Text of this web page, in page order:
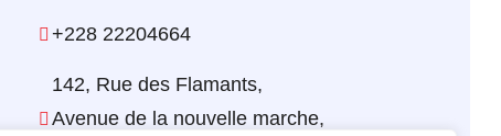
+228 22204664
142, Rue des Flamants,
Avenue de la nouvelle marche,